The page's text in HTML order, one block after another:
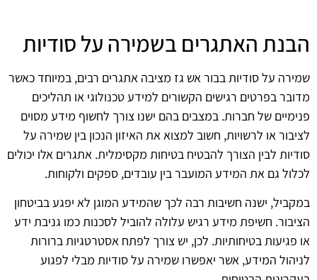
הבנת האתגרים בשמירה על סודיות
שמירה על סודיות בבור אש גז מציבה אתגרים רבים, במיוחד כאשר
מדובר בפרטים רגישים הקשורים למידע טכנולוגי או תהליכים
פנימיים של חברות. במצבים בהם ישנו צורך לחשוף מידע מסוים
לציבור או לרשויות, חשוב למצוא את האיזון הנכון בין שמירה על
סודיות לבין הצורך להבטיח בטיחות מקסימלית. אתגרים אלו יכולים
לכלול גם את המידע המועבר בין עובדים, ספקים ולקוחות.
במקביל, ישנה חשיבות רבה לכך שהמידע המוגן לא יפגע בביטחון
הציבור. חשיפת מידע רגיש עלולה להוביל לסכנות כמו גניבת ידע
או פגיעות בטיחותיות. לכן, יש צורך לפתח אסטרטגיות ברורות
לניהול המידע, אשר יאפשרו שמירה על סודיות מבלי לפגוע